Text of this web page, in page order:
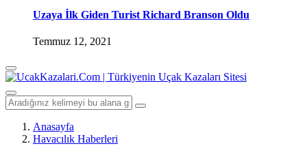
Uzaya İlk Giden Turist Richard Branson Oldu
Temmuz 12, 2021
Anasayfa
Havacılık Haberleri